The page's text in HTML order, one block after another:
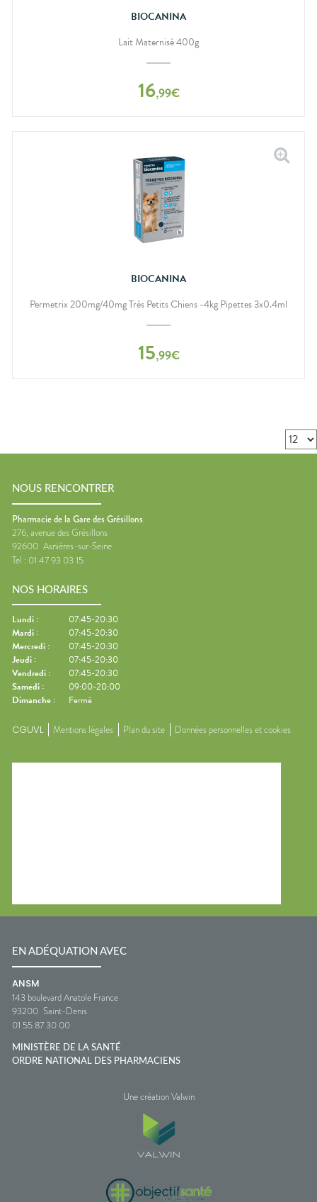
BIOCANINA
Lait Maternisé 400g
16,99€
BIOCANINA
Permetrix 200mg/40mg Très Petits Chiens -4kg Pipettes 3x0.4ml
15,99€
NOUS RENCONTRER
Pharmacie de la Gare des Grésillons
276, avenue des Grésillons
92600 Asnières-sur-Seine
Tel : 01 47 93 03 15
NOS HORAIRES
Lundi :
07:45-20:30
Mardi :
07:45-20:30
Mercredi :
07:45-20:30
Jeudi :
07:45-20:30
Vendredi :
07:45-20:30
Samedi :
09:00-20:00
Dimanche : Fermé
CGUVL Mentions légales Plan du site Données personnelles et cookies
EN ADÉQUATION AVEC
ANSM
143 boulevard Anatole France
93200 Saint-Denis
01 55 87 30 00
MINISTÈRE DE LA SANTÉ
ORDRE NATIONAL DES PHARMACIENS
Une création Valwin